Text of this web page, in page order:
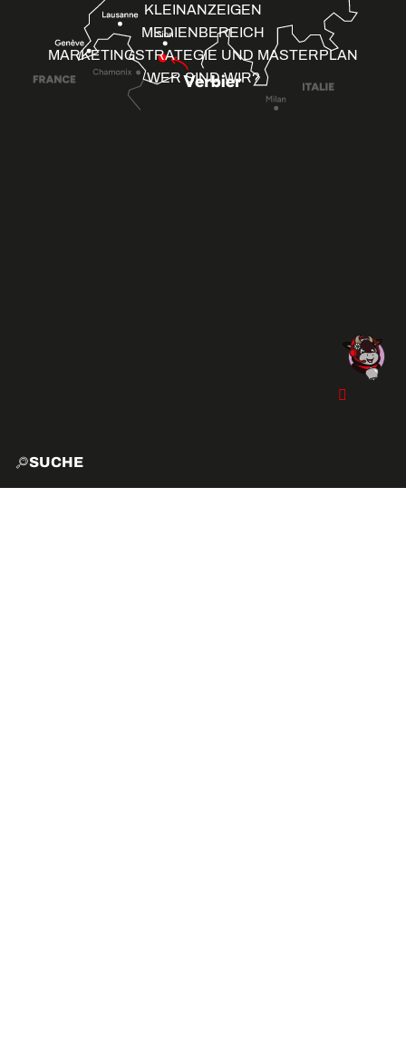
SUCHE
KLEINANZEIGEN
MEDIENBEREICH
MARKETINGSTRATEGIE UND MASTERPLAN
WER SIND WIR?